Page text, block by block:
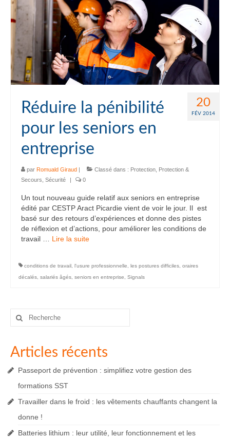
20
FÉV 2014
Réduire la pénibilité
pour les seniors en
entreprise
par Romuald Giraud | Classé dans : Protection Protection &
Secours Sécurité | 0
Un tout nouveau guide relatif aux seniors en entreprise
édité par CESTP Aract Picardie vient de voir le jour. Il est
basé sur des retours d’expériences et donne des pistes
de réflexion et d’actions, pour améliorer les conditions de
travail … Lire la suite­­
conditions de travail l'usure professionnelle les postures difficiles oraires
décalés salariés âgés seniors en entreprise Signals
Rechercher
Articles récents
Passeport de prévention : simplifiez votre gestion des
formations SST
Travailler dans le froid : les vêtements chauffants changent la
donne !
Batteries lithium : leur utilité, leur fonctionnement et les